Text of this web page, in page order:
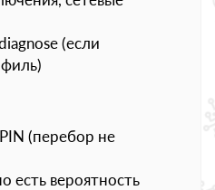
(если
(перебор не
есть вероятность